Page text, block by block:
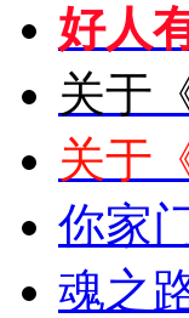
好人
关于
关于
你家
魂之